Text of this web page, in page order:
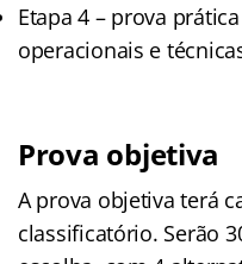
Etapa 4 – prova
operacionais e
Prova objetiva
A prova objetiva terá
classificatório. Serão